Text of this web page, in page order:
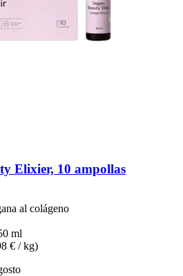
Elixier, 10 ampollas
al colágeno
ml
€ / kg)